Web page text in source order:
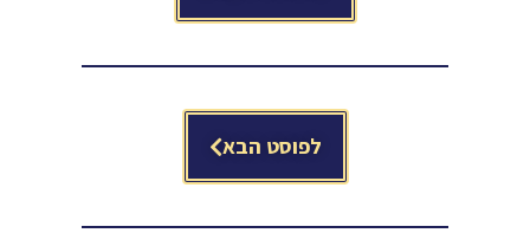
לפוסט הבא